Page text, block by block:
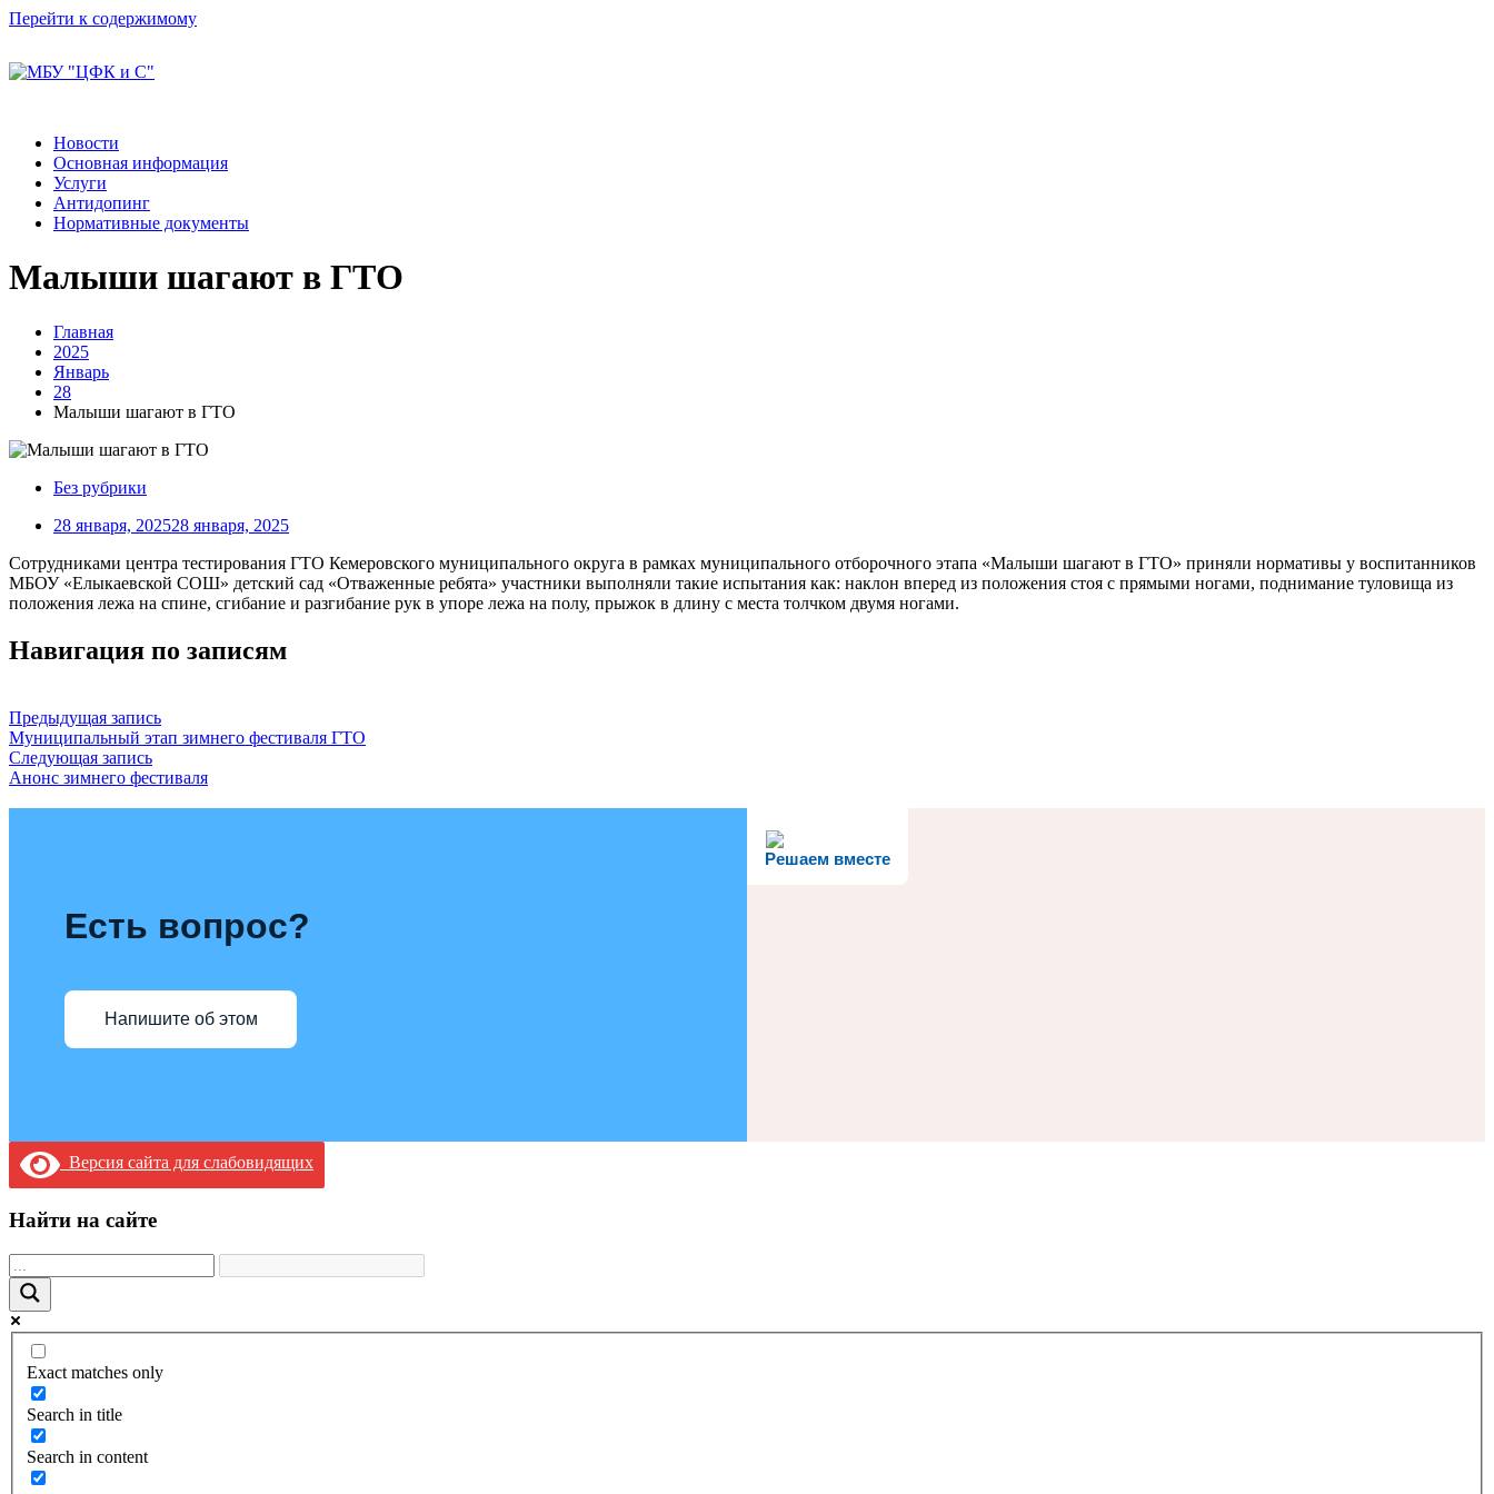
Перейти к содержимому
Новости
Основная информация
Услуги
Антидопинг
Нормативные документы
Малыши шагают в ГТО
Главная
2025
Январь
28
Малыши шагают в ГТО
Без рубрики
28 января, 202528 января, 2025
Сотрудниками центра тестирования ГТО Кемеровского муниципального округа в рамках муниципального отборочного этапа «Малыши шагают в ГТО» приняли нормативы у воспитанников
МБОУ «Елыкаевской СОШ» детский сад «Отваженные ребята» участники выполняли такие испытания как: наклон вперед из положения стоя с прямыми ногами, поднимание туловища из
положения лежа на спине, сгибание и разгибание рук в упоре лежа на полу, прыжок в длину с места толчком двумя ногами.
Навигация по записям
Предыдущая запись
Муниципальный этап зимнего фестиваля ГТО
Следующая запись
Анонс зимнего фестиваля
Решаем вместе
Есть вопрос?
Напишите об этом
Версия сайта для слабовидящих
Найти на сайте
Exact matches only
Search in title
Search in content